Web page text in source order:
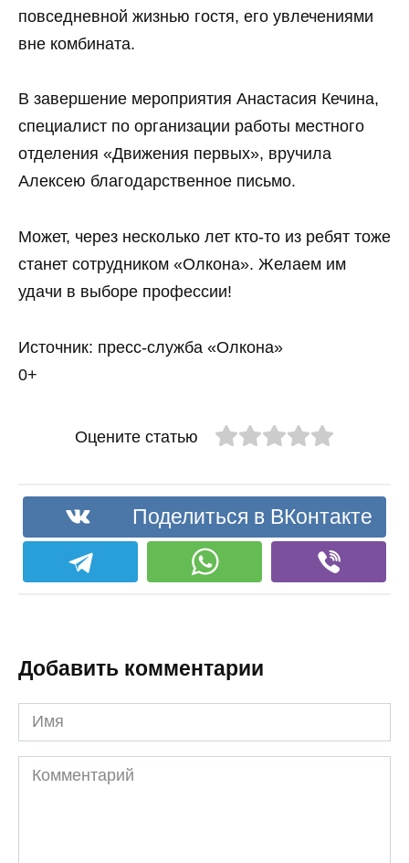
повседневной жизнью гостя, его увлечениями
вне комбината.
В завершение мероприятия Анастасия Кечина,
специалист по организации работы местного
отделения «Движения первых», вручила
Алексею благодарственное письмо.
Может, через несколько лет кто‑то из ребят тоже
станет сотрудником «Олкона». Желаем им
удачи в выборе профессии!
Источник: пресс-служба «Олкона»
0+
Оцените статью
Поделиться в ВКонтакте
Добавить комментарии
Имя
Комментарий